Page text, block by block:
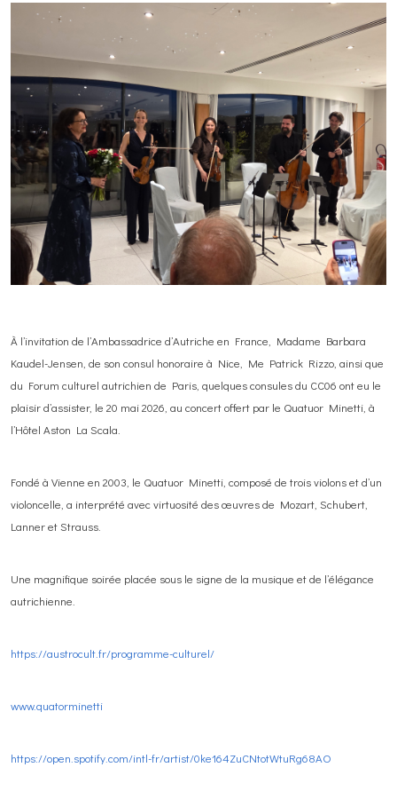
À l’invitation de l’Ambassadrice d’Autriche en France, Madame Barbara
Kaudel-Jensen, de son consul honoraire à Nice, Me Patrick Rizzo, ainsi que
du Forum culturel autrichien de Paris, quelques consules du CC06 ont eu le
plaisir d’assister, le 20 mai 2026, au concert offert par le Quatuor Minetti, à
l’Hôtel Aston La Scala.
Fondé à Vienne en 2003, le Quatuor Minetti, composé de trois violons et d’un
violoncelle, a interprété avec virtuosité des œuvres de Mozart, Schubert,
Lanner et Strauss.
Une magnifique soirée placée sous le signe de la musique et de l’élégance
autrichienne.
https://austrocult.fr/programme-culturel/
www.quatorminetti
https://open.spotify.com/intl-fr/artist/0ke164ZuCNtotWtuRg68AO